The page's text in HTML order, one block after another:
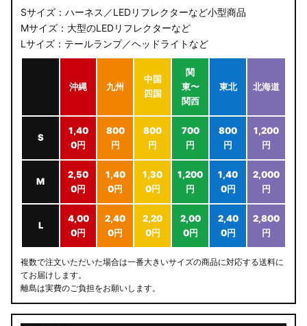
Sサイズ：ハーネス／LEDリフレクターなど小型商品
Mサイズ：大型のLEDリフレクターなど
Lサイズ：テールランプ／ヘッドライトなど
沖縄 九州
中国
四国
関
東〜
関西
東北 北海道
S
1,40
0円
800
円
800
円
700
円
800
円
1,200
円
M
2,50
0円
1,40
0円
1,30
0円
1,200
円
1,40
0円
2,000
円
L
4,00
0円
2,40
0円
2,20
0円
2,00
0円
2,40
0円
2,800
円
複数で注文いただいた場合は一番大きいサイズの商品に対応する送料に
てお届けします。
離島は実費のご負担をお願いします。